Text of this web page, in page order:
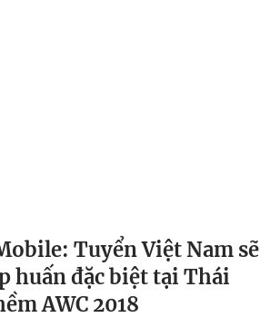
Tuyển Việt Nam sẽ
huấn đặc biệt tại Thái
AWC 2018